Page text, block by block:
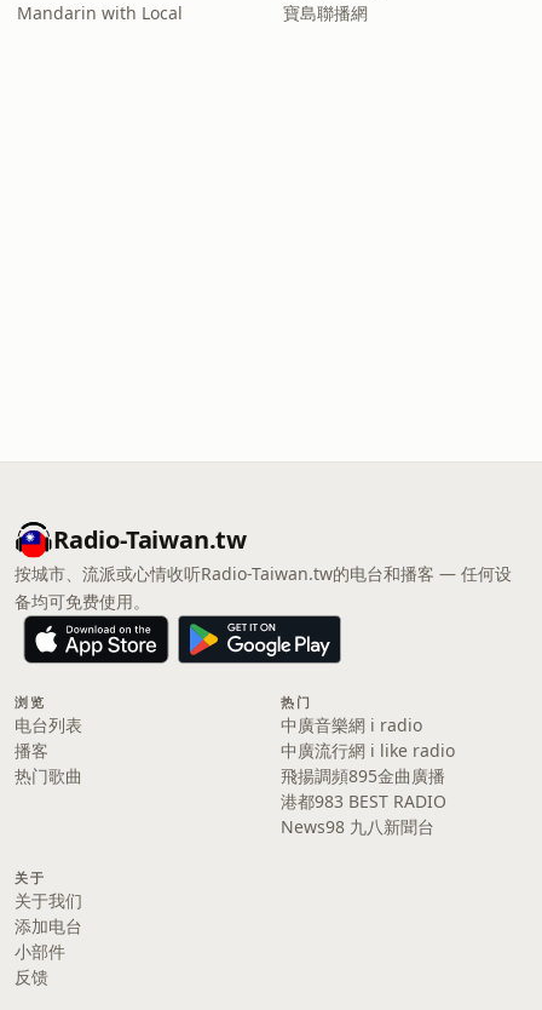
Mandarin with Local 寶島聯播網
Radio-Taiwan.tw
按城市、流派或心情收听Radio-Taiwan.tw的电台和播客 — 任何设
备均可免费使用。
浏览
电台列表
播客
热门歌曲
热门
中廣音樂網 i radio
中廣流行網 i like radio
飛揚調頻895金曲廣播
港都983 BEST RADIO
News98 九八新聞台
关于
关于我们
添加电台
小部件
反馈